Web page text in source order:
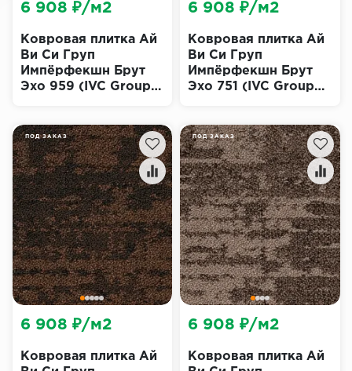
Ковровая плитка Ай
Ви Си Груп
Импёрфекшн Брут
Эхо 959 (IVC Group
6 908 ₽/м2
Ковровая плитка Ай
Ви Си Груп
Импёрфекшн Брут
Эхо 751 (IVC Group
6 908 ₽/м2
ПОД ЗАКАЗ
Ковровая плитка Ай
6 908 ₽/м2
ПОД ЗАКАЗ
Ковровая плитка Ай
6 908 ₽/м2